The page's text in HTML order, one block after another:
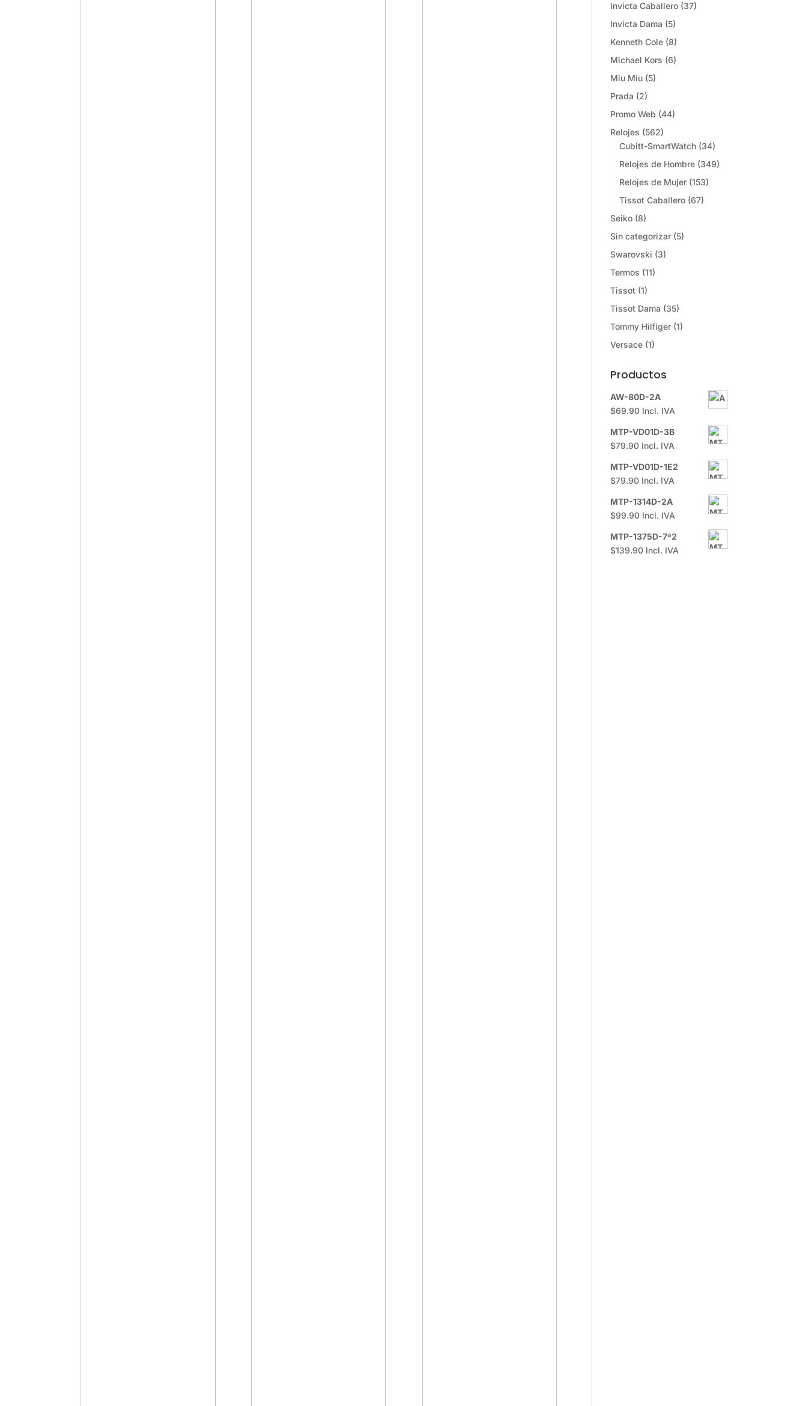
Invicta Caballero (37)
Invicta Dama (5)
Kenneth Cole (8)
Michael Kors (6)
Miu Miu (5)
Prada (2)
Promo Web (44)
Relojes (562)
Cubitt-SmartWatch (34)
Relojes de Hombre (349)
Relojes de Mujer (153)
Tissot Caballero (67)
Seiko (8)
Sin categorizar (5)
Swarovski (3)
Termos (11)
Tissot (1)
Tissot Dama (35)
Tommy Hilfiger (1)
Versace (1)
Productos
AW-80D-2A
$69.90 Incl. IVA
MTP-VD01D-3B
$79.90 Incl. IVA
MTP-VD01D-1E2
$79.90 Incl. IVA
MTP-1314D-2A
$99.90 Incl. IVA
MTP-1375D-7ª2
$139.90 Incl. IVA